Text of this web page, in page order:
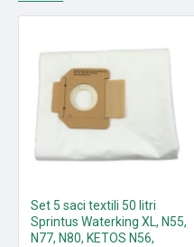
Set 5 saci textili 50 litri
Sprintus Waterking XL, N55,
N77, N80, KETOS N56,